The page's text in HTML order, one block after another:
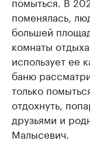
поменялась,
большей
комнаты
использует ее
баню
только
отдохнуть,
друзьями и
Малысевич.